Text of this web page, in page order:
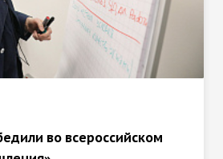
во всероссийском